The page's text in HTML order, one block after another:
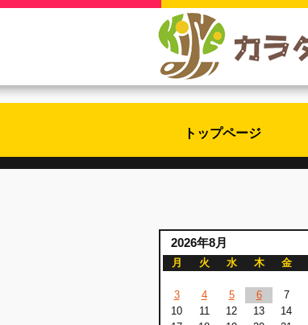
トップページ
2026年8月
月 火 水 木 金
3
4 5 6 7
10
11 12 13 14